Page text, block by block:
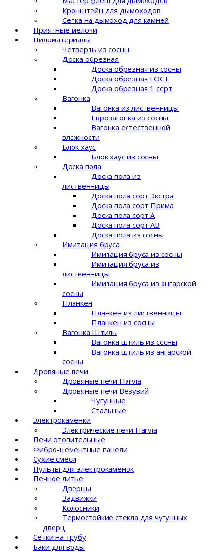
Кронштейн для дымоходов
Сетка на дымоход для камней
Приятные мелочи
Пиломатериалы
Четверть из сосны
Доска обрезная
Доска обрезная из сосны
Доска обрезная ГОСТ
Доска обрезная 1 сорт
Вагонка
Вагонка из лиственницы
Евровагонка из сосны
Вагонка естественной
влажности
Блок хаус
Блок хаус из сосны
Доска пола
Доска пола из
лиственницы
Доска пола сорт Экстра
Доска пола сорт Прима
Доска пола сорт A
Доска пола сорт AB
Доска пола из сосны
Имитация бруса
Имитация бруса из сосны
Имитация бруса из
лиственницы
Имитация бруса из ангарской
сосны
Планкен
Планкен из лиственницы
Планкен из сосны
Вагонка Штиль
Вагонка штиль из сосны
Вагонка штиль из ангарской
сосны
Дровяные печи
Дровяные печи Harvia
Дровяные печи Везувий
Чугунные
Стальные
Электрокаменки
Электрические печи Harvia
Печи отопительные
Фибро-цементные панели
Сухие смеси
Пульты для электрокаменок
Печное литье
Дверцы
Задвижки
Колосники
Термостойкие стекла для чугунных
дверц
Сетки на трубу
Баки для воды